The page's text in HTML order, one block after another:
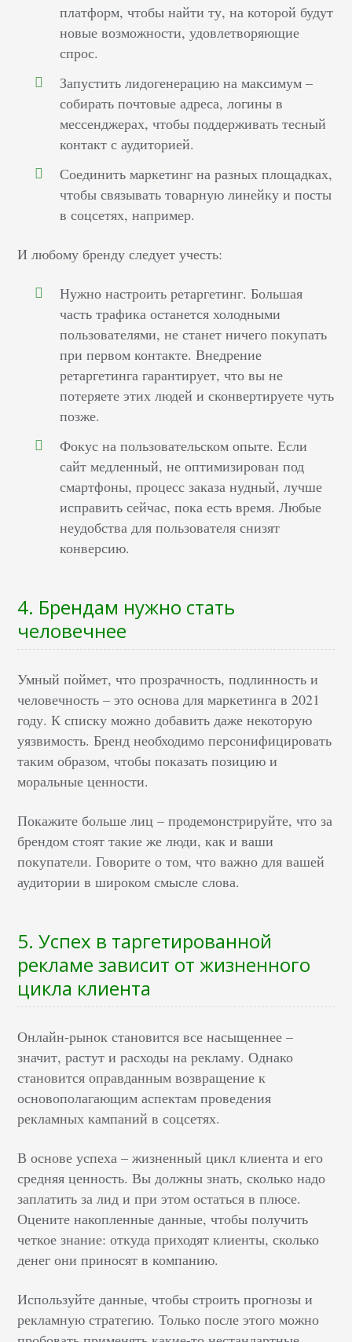
платформ, чтобы найти ту, на которой будут
новые возможности, удовлетворяющие
спрос.
Запустить лидогенерацию на максимум –
собирать почтовые адреса, логины в
мессенджерах, чтобы поддерживать тесный
контакт с аудиторией.
Соединить маркетинг на разных площадках,
чтобы связывать товарную линейку и посты
в соцсетях, например.
И любому бренду следует учесть:
Нужно настроить ретаргетинг. Большая
часть трафика останется холодными
пользователями, не станет ничего покупать
при первом контакте. Внедрение
ретаргетинга гарантирует, что вы не
потеряете этих людей и сконвертируете чуть
позже.
Фокус на пользовательском опыте. Если
сайт медленный, не оптимизирован под
смартфоны, процесс заказа нудный, лучше
исправить сейчас, пока есть время. Любые
неудобства для пользователя снизят
конверсию.
4. Брендам нужно стать
человечнее
Умный поймет, что прозрачность, подлинность и
человечность – это основа для маркетинга в 2021
году. К списку можно добавить даже некоторую
уязвимость. Бренд необходимо персонифицировать
таким образом, чтобы показать позицию и
моральные ценности.
Покажите больше лиц – продемонстрируйте, что за
брендом стоят такие же люди, как и ваши
покупатели. Говорите о том, что важно для вашей
аудитории в широком смысле слова.
5. Успех в таргетированной
рекламе зависит от жизненного
цикла клиента
Онлайн-рынок становится все насыщеннее –
значит, растут и расходы на рекламу. Однако
становится оправданным возвращение к
основополагающим аспектам проведения
рекламных кампаний в соцсетях.
В основе успеха – жизненный цикл клиента и его
средняя ценность. Вы должны знать, сколько надо
заплатить за лид и при этом остаться в плюсе.
Оцените накопленные данные, чтобы получить
четкое знание: откуда приходят клиенты, сколько
денег они приносят в компанию.
Используйте данные, чтобы строить прогнозы и
рекламную стратегию. Только после этого можно